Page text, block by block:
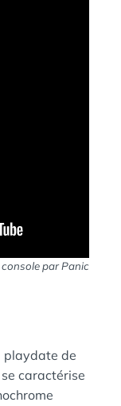
par Panic
playdate de
caractérise